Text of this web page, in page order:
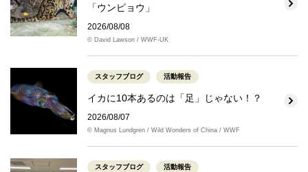
「ウンピョウ」
2026/08/08
© David Lawson / WWF-UK
スタッフブログ 活動報告
イカに10本あるのは「足」じゃない！？
2026/08/07
© Magnus Lundgren / Wild Wonders of China / WWF
スタッフブログ 活動報告